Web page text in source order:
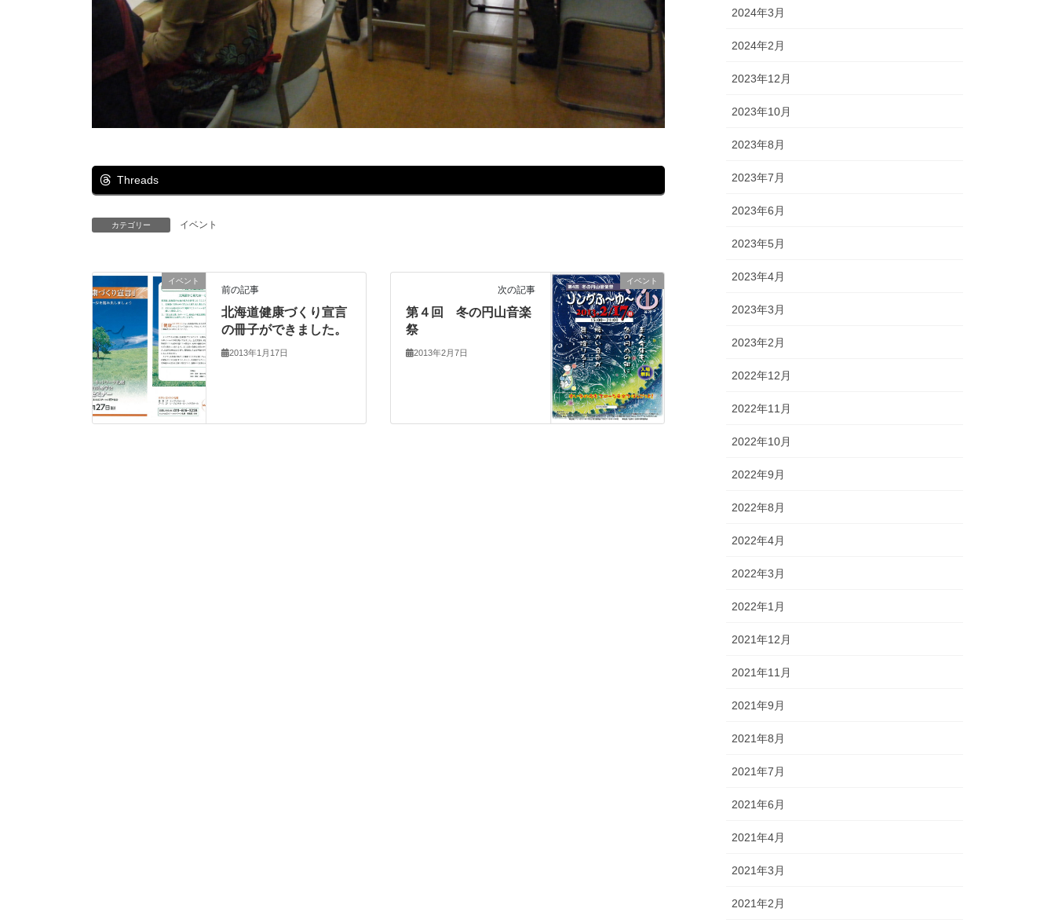
Threads
カテゴリー イベント
イベント
前の記事
北海道健康づくり宣言
の冊子ができました。
2013年1月17日
イベント
次の記事
第４回 冬の円山音楽
祭
2013年2月7日
2024年3月
2024年2月
2023年12月
2023年10月
2023年8月
2023年7月
2023年6月
2023年5月
2023年4月
2023年3月
2023年2月
2022年12月
2022年11月
2022年10月
2022年9月
2022年8月
2022年4月
2022年3月
2022年1月
2021年12月
2021年11月
2021年9月
2021年8月
2021年7月
2021年6月
2021年4月
2021年3月
2021年2月